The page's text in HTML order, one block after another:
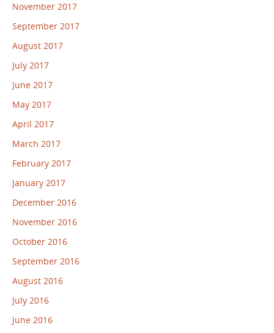
November 2017
September 2017
August 2017
July 2017
June 2017
May 2017
April 2017
March 2017
February 2017
January 2017
December 2016
November 2016
October 2016
September 2016
August 2016
July 2016
June 2016